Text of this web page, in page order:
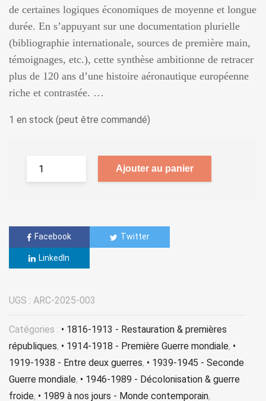
de certaines logiques économiques de moyenne et longue
durée. En s’appuyant sur une documentation plurielle
(bibliographie internationale, sources de première main,
témoignages, etc.), cette synthèse ambitionne de retracer
plus de 120 ans d’une histoire aéronautique européenne
riche et contrastée. …
1 en stock (peut être commandé)
Ajouter au panier
Facebook Twitter
LinkedIn
UGS : ARC-2025-003
Catégories : • 1816-1913 - Restauration & premières
républiques, • 1914-1918 - Première Guerre mondiale, •
1919-1938 - Entre deux guerres, • 1939-1945 - Seconde
Guerre mondiale, • 1946-1989 - Décolonisation & guerre
froide, • 1989 à nos jours - Monde contemporain,